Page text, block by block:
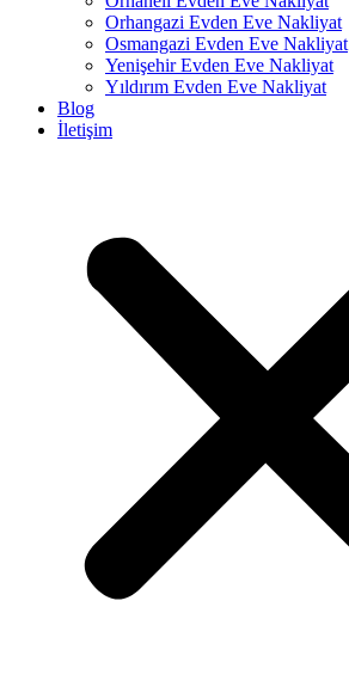
Orhangazi Evden Eve Nakliyat
Osmangazi Evden Eve Nakliyat
Yenişehir Evden Eve Nakliyat
Yıldırım Evden Eve Nakliyat
Blog
İletişim